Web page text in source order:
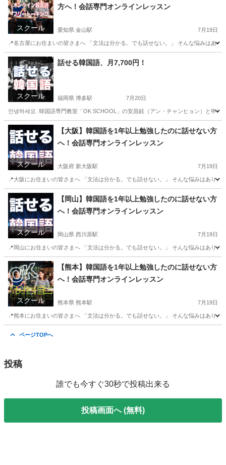
スクール
方へ！会話専門オンラインレッスン
愛知県 金山駅 7月19日
📍名古屋にお住まいの皆さまへ 「文法は分かる。でも話せない。」 そんな悩みはあ
愛知 名古屋市 金山駅 韓国語 オンライン
スクール
話せる韓国語、月7,700円！
福岡県 博多駅 7月20日
안녕하세요. 韓国語専門教室「OK SCHOOL」の安昌鉉（アン・チャンヒョン）と申
福岡 福岡市 博多駅 韓国語 オンライン
スクール
【大阪】韓国語を1年以上勉強したのに話せない方
へ！会話専門オンラインレッスン
大阪府 新大阪駅 7月19日
📍大阪にお住まいの皆さまへ 「文法は分かる。でも話せない。」 そんな悩みはあり
大阪 大阪市 新大阪駅 韓国語 オンライン
スクール
【岡山】韓国語を1年以上勉強したのに話せない方
へ！会話専門オンラインレッスン
岡山県 西川原駅 7月19日
📍岡山にお住まいの皆さまへ 「文法は分かる。でも話せない。」 そんな悩みはあり
岡山 岡山市 西川原駅 韓国語
スクール
【熊本】韓国語を1年以上勉強したのに話せない方
へ！会話専門オンラインレッスン
熊本県 熊本駅 7月19日
📍熊本にお住まいの皆さまへ 「文法は分かる。でも話せない。」 そんな悩みはあり
ページTOPへ
投稿
誰でも今すぐ30秒で投稿出来る
投稿画面へ (無料)